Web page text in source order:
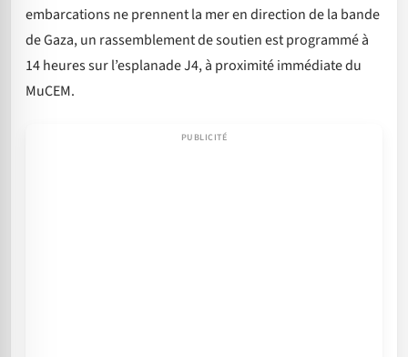
embarcations ne prennent la mer en direction de la bande
de Gaza, un rassemblement de soutien est programmé à
14 heures sur l’esplanade J4, à proximité immédiate du
MuCEM.